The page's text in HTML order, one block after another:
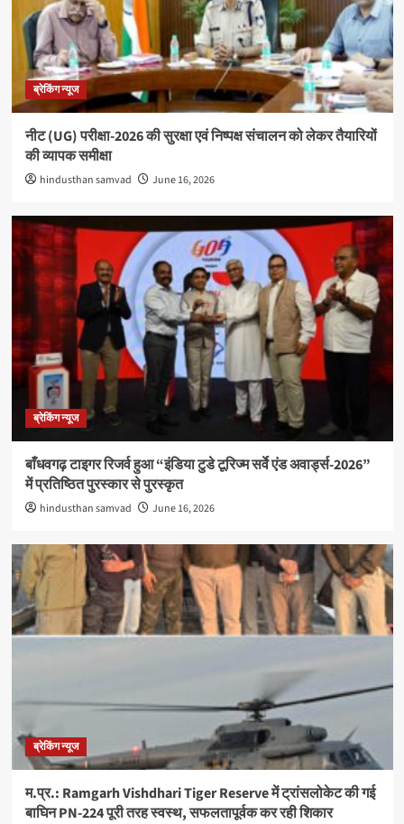
ब्रेकिंग न्यूज
नीट (UG) परीक्षा-2026 की सुरक्षा एवं निष्पक्ष संचालन को लेकर तैयारियों
की व्यापक समीक्षा
hindusthan samvad June 16, 2026
ब्रेकिंग न्यूज
बाँधवगढ़ टाइगर रिजर्व हुआ “इंडिया टुडे टूरिज्म सर्वे एंड अवार्ड्स-2026”
में प्रतिष्ठित पुरस्कार से पुरस्कृत
hindusthan samvad June 16, 2026
ब्रेकिंग न्यूज
म.प्र.: Ramgarh Vishdhari Tiger Reserve में ट्रांसलोकेट की गई
बाघिन PN-224 पूरी तरह स्वस्थ, सफलतापूर्वक कर रही शिकार